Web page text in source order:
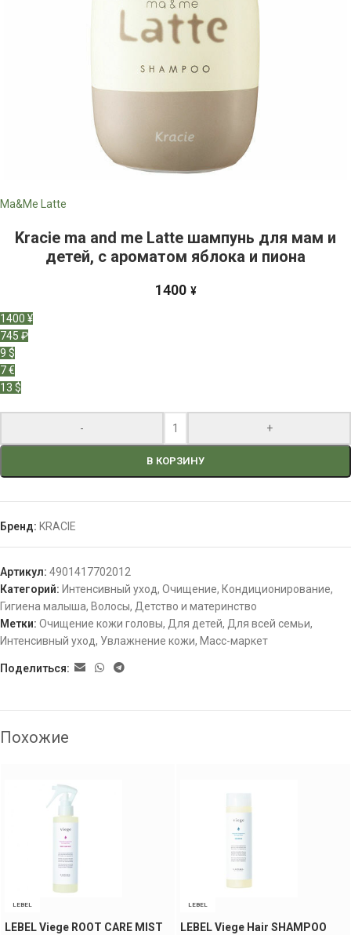
Ma&Me Latte
Kracie ma and me Latte шампунь для мам и
детей, с ароматом яблока и пиона
1400 ¥
1400 ¥
745 ₽
9 $
7 €
13 $
- +
В КОРЗИНУ
Бренд: KRACIE
Артикул: 4901417702012
Категорий: Интенсивный уход, Очищение, Кондиционирование,
Гигиена малыша, Волосы, Детство и материнство
Метки: Очищение кожи головы, Для детей, Для всей семьи,
Интенсивный уход, Увлажнение кожи, Масс-маркет
Поделиться:
Похожие
LEBEL
LEBEL Viege ROOT CARE MIST
LEBEL
LEBEL Viege Hair SHAMPOO